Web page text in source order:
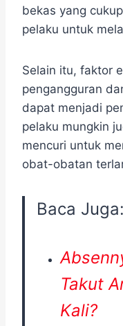
bekas yang
pelaku untuk
Selain itu, faktor
pengangguran
dapat menjadi
pelaku mungkin
mencuri untuk
obat-obatan
Baca Juga:
Takut
Kali?